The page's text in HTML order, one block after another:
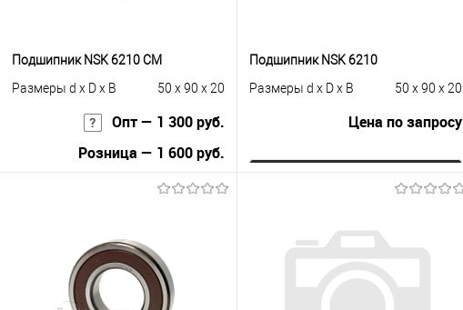
Подшипник NSK 6210 CM
Размеры d x D x B
50 x 90 x 20
Опт — 1 300 руб.
Розница — 1 600 руб.
Купить в 1 клик
К сравнению
В избранное
Под заказ
Подшипник NSK 6210
Размеры d x D x B
50 x 90 x 20
Цена по запросу
Запросить цену
Купить в 1 клик
В избранное